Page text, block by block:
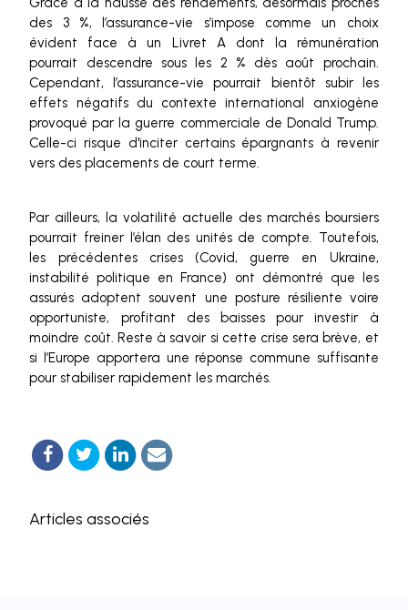
des 3 %, l’assurance-vie s’impose comme un choix
évident face à un Livret A dont la rémunération
pourrait descendre sous les 2 % dès août prochain.
Cependant, l’assurance-vie pourrait bientôt subir les
effets négatifs du contexte international anxiogène
provoqué par la guerre commerciale de Donald Trump.
Celle-ci risque d'inciter certains épargnants à revenir
vers des placements de court terme.
Par ailleurs, la volatilité actuelle des marchés boursiers
pourrait freiner l’élan des unités de compte. Toutefois,
les précédentes crises (Covid, guerre en Ukraine,
instabilité politique en France) ont démontré que les
assurés adoptent souvent une posture résiliente voire
opportuniste, profitant des baisses pour investir à
moindre coût. Reste à savoir si cette crise sera brève, et
si l’Europe apportera une réponse commune suffisante
pour stabiliser rapidement les marchés.
Articles associés